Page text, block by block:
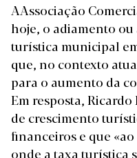
AAssociação
hoje, o adiamento
turística municipal
que, no contexto
para o aumento da
Em resposta,
de crescimento
financeiros e que
onde a taxa turística